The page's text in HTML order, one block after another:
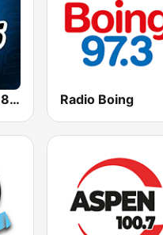
Radio Con Vos 89.9 Radio Boing